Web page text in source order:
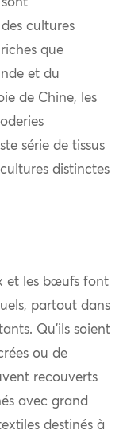
cultures
que
et du
de Chine, les
série de tissus
distinctes
et les bœufs font
partout dans
Qu’ils soient
ou de
recouverts
avec grand
destinés à